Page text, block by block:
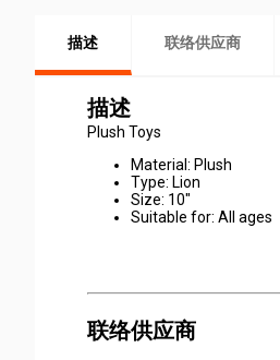
描述 联络供应商
描述
Plush Toys
Material: Plush
Type: Lion
Size: 10"
Suitable for: All ages
联络供应商